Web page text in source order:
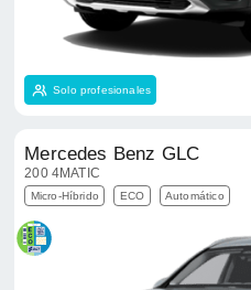
Solo profesionales
Mercedes Benz GLC
200 4MATIC
Micro-Híbrido ECO Automático